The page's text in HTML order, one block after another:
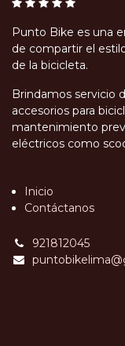
Punto Bike es una
de compartir el
de la bicicleta.
Brindamos servicio
accesorios para
mantenimiento
eléctricos como
Inicio
Contáctanos
921812045